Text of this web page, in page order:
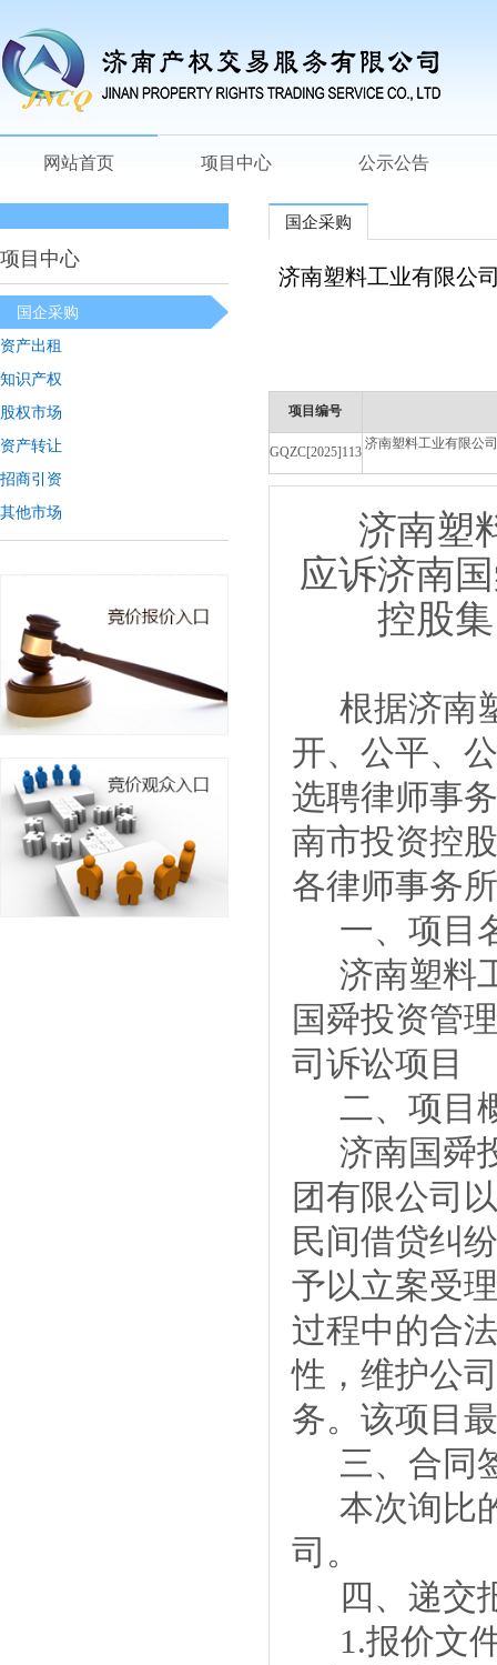
网站首页 项目中心 公示公告
项目中心
国企采购
资产出租
知识产权
股权市场
资产转让
招商引资
其他市场
国企采购
济南塑料工业有限公
项目编号
GQZC[2025]113
济南塑料工业有限公
济南塑
应诉济南
控股
根据济南
开、公平、
选聘律师事
南市投资控
各律师事务
一、 项目
济南塑料
国舜投资管
司诉讼项目
二、 项目
济南国舜
团有限公司
民间借贷纠
予以立案受
过程中的合
性，维护公
务。该项目
三、 合同
本次询比
司。
四、递交
1.报价文